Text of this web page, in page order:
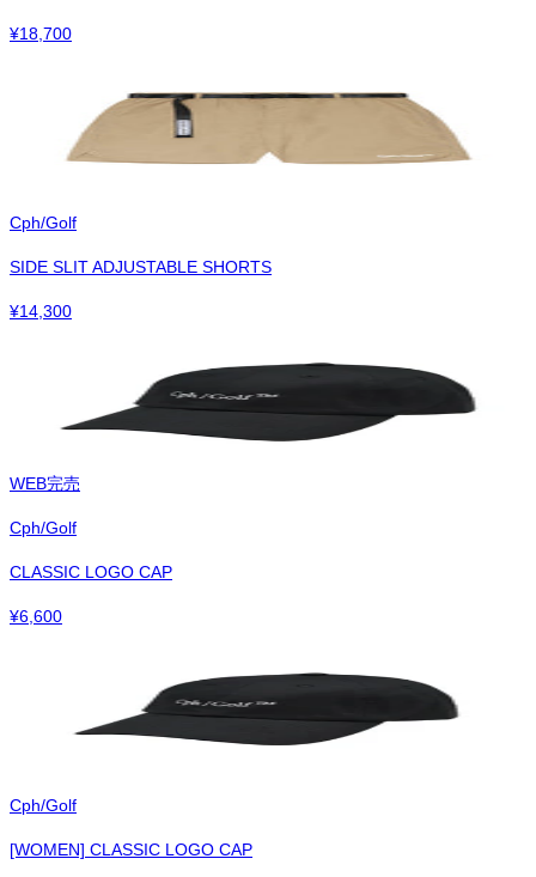
¥18,700
Cph/Golf
SIDE SLIT ADJUSTABLE SHORTS
¥14,300
WEB完売
Cph/Golf
CLASSIC LOGO CAP
¥6,600
Cph/Golf
[WOMEN] CLASSIC LOGO CAP